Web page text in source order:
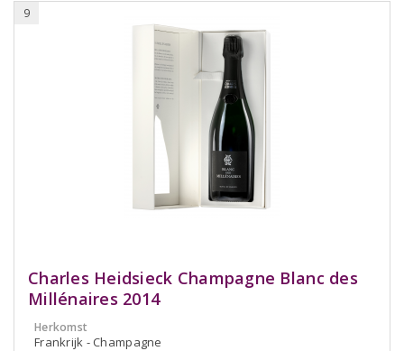
9
Charles Heidsieck Champagne Blanc des
Millénaires 2014
Herkomst
Frankrijk - Champagne